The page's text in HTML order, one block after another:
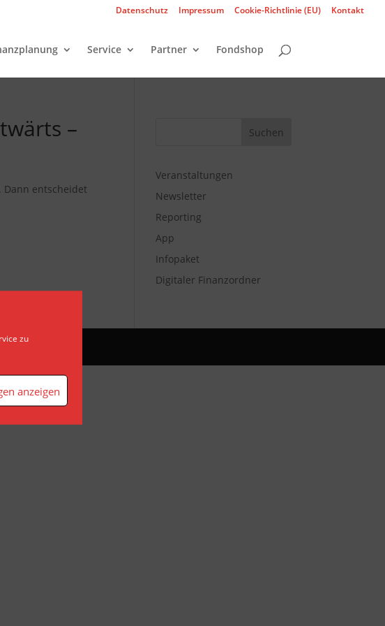
zu
anzeigen
Datenschutz Impressum Cookie-Richtlinie (EU) Kontakt
Service Partner Fondshop
–
Dann entscheidet
Veranstaltungen
Newsletter
Reporting
App
Infopaket
Digitaler Finanzordner